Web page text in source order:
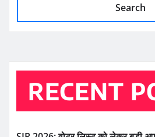
Search
RECENT